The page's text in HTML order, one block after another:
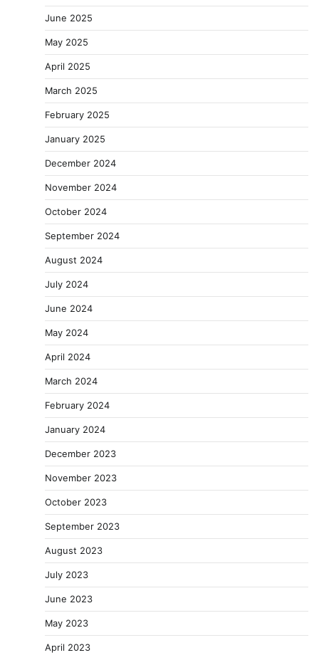
June 2025
May 2025
April 2025
March 2025
February 2025
January 2025
December 2024
November 2024
October 2024
September 2024
August 2024
July 2024
June 2024
May 2024
April 2024
March 2024
February 2024
January 2024
December 2023
November 2023
October 2023
September 2023
August 2023
July 2023
June 2023
May 2023
April 2023